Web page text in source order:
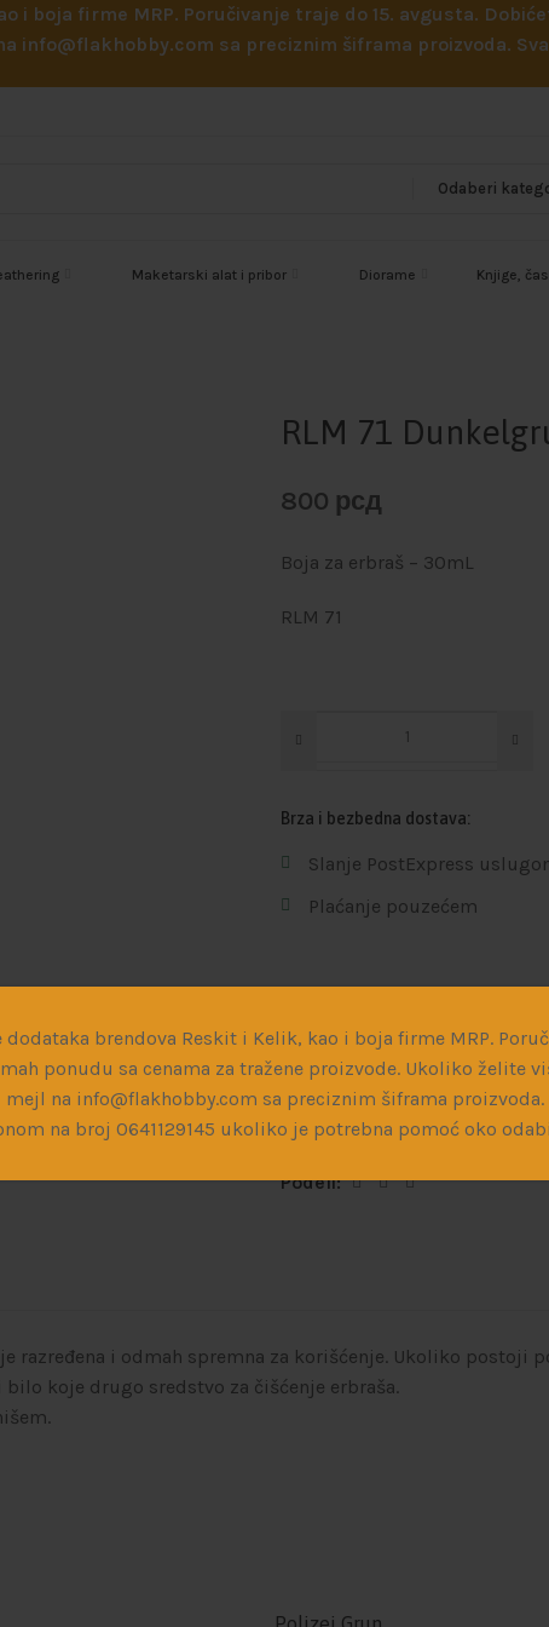
brendova Reskit i Kelik, kao i boja firme MRP.
ponudu sa cenama za tražene proizvode. Ukoliko želite
na info@flakhobby.com sa preciznim šiframa proizvoda.
na broj 0641129145 ukoliko je potrebna pomoć oko
boja firme MRP. Poručivanje traje do 15. avgusta.
sa preciznim šiframa proizvoda.
Maketarski alat i pribor Diorame Knjige,
RLM 71
800 рсд
Boja za erbraš – 30mL
RLM 71
Brza i bezbedna dostava:
Slanje PostExpress
Plaćanje pouzećem
Šifra proizvoda:
Kategorije:Boje i razređivači,
Podeli:
razređena i odmah spremna za korišćenje. Ukoliko postoji
bilo koje drugo sredstvo za čišćenje erbraša.